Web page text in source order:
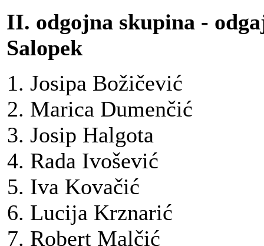
II. odgojna skupina -
Salopek
Josipa Božičević
Marica Dumenčić
Josip Halgota
Rada Ivošević
Iva Kovačić
Lucija Krznarić
Robert Malčić